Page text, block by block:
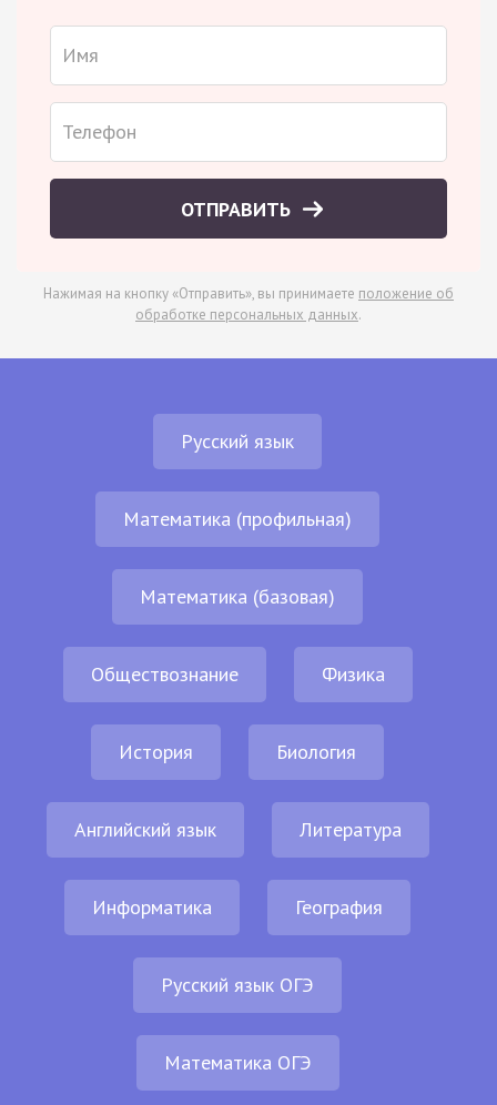
ОТПРАВИТЬ
Нажимая на кнопку «Отправить», вы принимаете положение об
обработке персональных данных.
Русский язык
Математика (профильная)
Математика (базовая)
Обществознание Физика
История Биология
Английский язык Литература
Информатика География
Русский язык ОГЭ
Математика ОГЭ